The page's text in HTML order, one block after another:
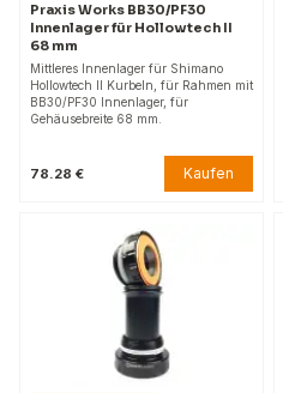
Praxis Works BB30/PF30
Innenlager für Hollowtech II
68 mm
Mittleres Innenlager für Shimano
Hollowtech II Kurbeln, für Rahmen mit
BB30/PF30 Innenlager, für
Gehäusebreite 68 mm.
78.28 € Kaufen